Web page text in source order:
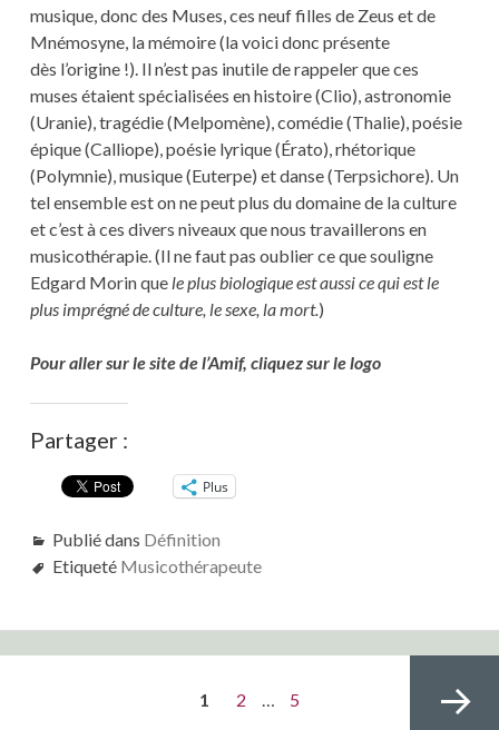
musique, donc des Muses, ces neuf filles de Zeus et de
Mnémosyne, la mémoire (la voici donc présente
dès l’origine !). Il n’est pas inutile de rappeler que ces
muses étaient spécialisées en histoire (Clio), astronomie
(Uranie), tragédie (Melpomène), comédie (Thalie), poésie
épique (Calliope), poésie lyrique (Érato), rhétorique
(Polymnie), musique (Euterpe) et danse (Terpsichore). Un
tel ensemble est on ne peut plus du domaine de la culture
et c’est à ces divers niveaux que nous travaillerons en
musicothérapie. (Il ne faut pas oublier ce que souligne
Edgard Morin que le plus biologique est aussi ce qui est le
plus imprégné de culture, le sexe, la mort.)
Pour aller sur le site de l’Amif, cliquez sur le logo
Partager :
Plus
Publié dans Définition
Etiqueté Musicothérapeute
PAGE
1 Page
2 … Page
5